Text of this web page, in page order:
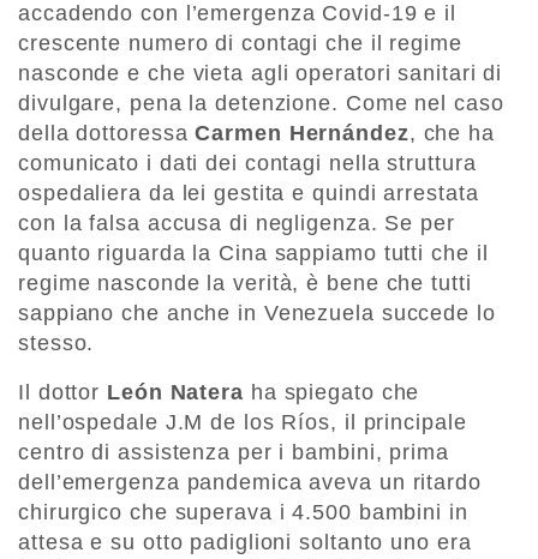
accadendo con l’emergenza Covid-19 e il
crescente numero di contagi che il regime
nasconde e che vieta agli operatori sanitari di
divulgare, pena la detenzione. Come nel caso
della dottoressaCarmen Hernández, che ha
comunicato i dati dei contagi nella struttura
ospedaliera da lei gestita e quindi arrestata
con la falsa accusa di negligenza. Se per
quanto riguarda la Cina sappiamo tutti che il
regime nasconde la verità, è bene che tutti
sappiano che anche in Venezuela succede lo
stesso.
Il dottor León Natera ha spiegato che
nell’ospedale J.M de los Ríos, il principale
centro di assistenza per i bambini, prima
dell’emergenza pandemica aveva un ritardo
chirurgico che superava i 4.500 bambini in
attesa e su otto padiglioni soltanto uno era